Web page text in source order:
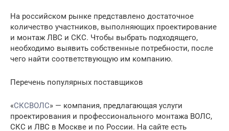
На российском рынке представлено достаточное
количество участников, выполняющих проектирование
и монтаж ЛВС и СКС. Чтобы выбрать подходящего,
необходимо выявить собственные потребности, после
чего найти соответствующую им компанию.
Перечень популярных поставщиков
«СКСВОЛС» — компания, предлагающая услуги
проектирования и профессионального монтажа ВОЛС,
СКС и ЛВС в Москве и по России. На сайте есть